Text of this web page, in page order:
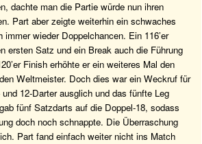
dachte man die Partie würde nun ihren
Part aber zeigte weiterhin ein schwaches
immer wieder Doppelchancen. Ein 116’er
ersten Satz und ein Break auch die Führung
Finish erhöhte er ein weiteres Mal den
Weltmeister. Doch dies war ein Weckruf für
12-Darter ausglich und das fünfte Leg
fünf Satzdarts auf die Doppel-18, sodass
doch noch schnappte. Die Überraschung
Part fand einfach weiter nicht ins Match